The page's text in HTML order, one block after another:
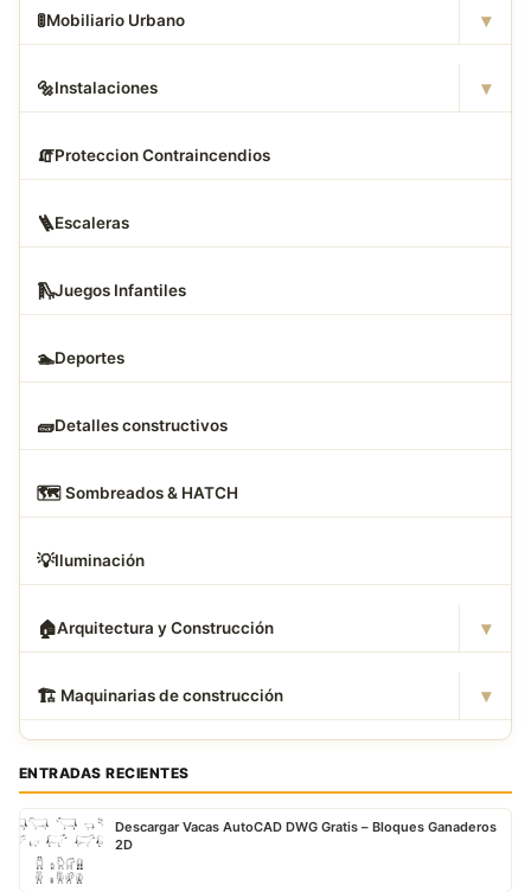
🚦Mobiliario Urbano ▾
🔩Instalaciones ▾
🧯Proteccion Contraincendios
🪜Escaleras
🛝Juegos Infantiles
🏊Deportes
🧱Detalles constructivos
🗺️ Sombreados & HATCH
💡Iluminación
🏠Arquitectura y Construcción ▾
🏗 ️ Maquinarias de construcción ▾
ENTRADAS RECIENTES
Descargar Vacas AutoCAD DWG Gratis – Bloques Ganaderos
2D